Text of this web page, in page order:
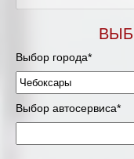
Выбор города*
Выбор автосервиса*